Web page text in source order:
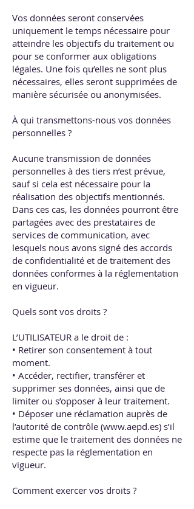
Vos données seront conservées
uniquement le temps nécessaire pour
atteindre les objectifs du traitement ou
pour se conformer aux obligations
légales. Une fois qu’elles ne sont plus
nécessaires, elles seront supprimées de
manière sécurisée ou anonymisées.
À qui transmettons-nous vos données
personnelles ?
Aucune transmission de données
personnelles à des tiers n’est prévue,
sauf si cela est nécessaire pour la
réalisation des objectifs mentionnés.
Dans ces cas, les données pourront être
partagées avec des prestataires de
services de communication, avec
lesquels nous avons signé des accords
de confidentialité et de traitement des
données conformes à la réglementation
en vigueur.
Quels sont vos droits ?
L’UTILISATEUR a le droit de :
• Retirer son consentement à tout
moment.
• Accéder, rectifier, transférer et
supprimer ses données, ainsi que de
limiter ou s’opposer à leur traitement.
• Déposer une réclamation auprès de
l’autorité de contrôle (www.aepd.es) s’il
estime que le traitement des données ne
respecte pas la réglementation en
vigueur.
Comment exercer vos droits ?